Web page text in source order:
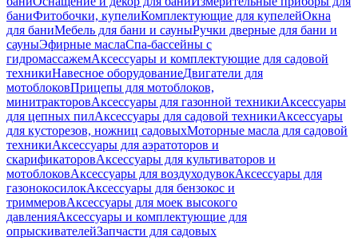
баниФитобочки, купелиКомплектующие для купелейОкна
для баниМебель для бани и сауныРучки дверные для бани и
сауныЭфирные маслаСпа-бассейны с
гидромассажемАксессуары и комплектующие для садовой
техникиНавесное оборудованиеДвигатели для
мотоблоковПрицепы для мотоблоков,
минитракторовАксессуары для газонной техникиАксессуары
для цепных пилАксессуары для садовой техникиАксессуары
для кусторезов, ножниц садовыхМоторные масла для садовой
техникиАксессуары для аэратоторов и
скарификаторовАксессуары для культиваторов и
мотоблоковАксессуары для воздуходувокАксессуары для
газонокосилокАксессуары для бензокос и
триммеровАксессуары для моек высокого
давленияАксессуары и комплектующие для
опрыскивателейЗапчасти для садовых